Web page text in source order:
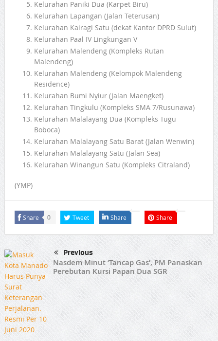
Kelurahan Paniki Dua (Karpet Biru)
Kelurahan Lapangan (Jalan Teterusan)
Kelurahan Kairagi Satu (dekat Kantor DPRD Sulut)
Kelurahan Paal IV Lingkungan V
Kelurahan Malendeng (Kompleks Rutan
Malendeng)
Kelurahan Malendeng (Kelompok Malendeng
Residence)
Kelurahan Bumi Nyiur (Jalan Maengket)
Kelurahan Tingkulu (Kompleks SMA 7/Rusunawa)
Kelurahan Malalayang Dua (Kompleks Tugu
Boboca)
Kelurahan Malalayang Satu Barat (Jalan Wenwin)
Kelurahan Malalayang Satu (Jalan Sea)
Kelurahan Winangun Satu (Kompleks Citraland)
(YMP)
Share 0 Tweet Share Share
Previous
Nasdem Minut ‘Tancap Gas’, PM Panaskan
Perebutan Kursi Papan Dua SGR